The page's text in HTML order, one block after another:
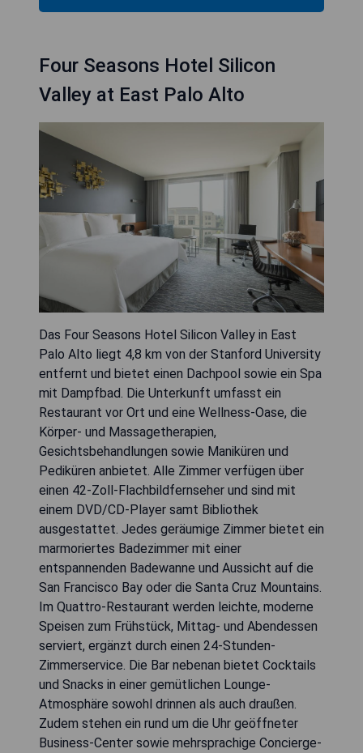
Four Seasons Hotel Silicon
Valley at East Palo Alto
Das Four Seasons Hotel Silicon Valley in East
Palo Alto liegt 4,8 km von der Stanford University
entfernt und bietet einen Dachpool sowie ein Spa
mit Dampfbad. Die Unterkunft umfasst ein
Restaurant vor Ort und eine Wellness-Oase, die
Körper- und Massagetherapien,
Gesichtsbehandlungen sowie Maniküren und
Pediküren anbietet. Alle Zimmer verfügen über
einen 42-Zoll-Flachbildfernseher und sind mit
einem DVD/CD-Player samt Bibliothek
ausgestattet. Jedes geräumige Zimmer bietet ein
marmoriertes Badezimmer mit einer
entspannenden Badewanne und Aussicht auf die
San Francisco Bay oder die Santa Cruz Mountains.
Im Quattro-Restaurant werden leichte, moderne
Speisen zum Frühstück, Mittag- und Abendessen
serviert, ergänzt durch einen 24-Stunden-
Zimmerservice. Die Bar nebenan bietet Cocktails
und Snacks in einer gemütlichen Lounge-
Atmosphäre sowohl drinnen als auch draußen.
Zudem stehen ein rund um die Uhr geöffneter
Business-Center sowie mehrsprachige Concierge-